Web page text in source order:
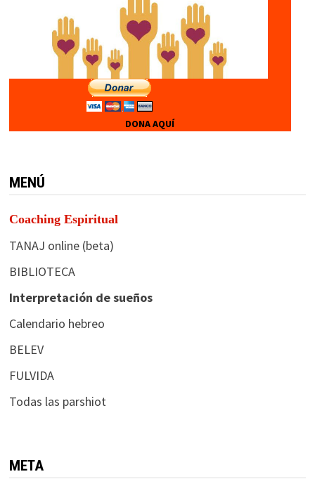
DONA AQUÍ
MENÚ
Coaching Espiritual
TANAJ online (beta)
BIBLIOTECA
Interpretación de sueños
Calendario hebreo
BELEV
FULVIDA
Todas las parshiot
META